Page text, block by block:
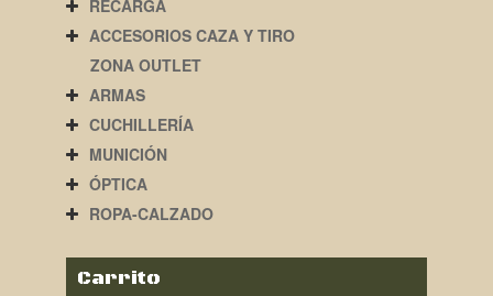
RECARGA
ACCESORIOS CAZA Y TIRO
ZONA OUTLET
ARMAS
CUCHILLERÍA
MUNICIÓN
ÓPTICA
ROPA-CALZADO
Carrito